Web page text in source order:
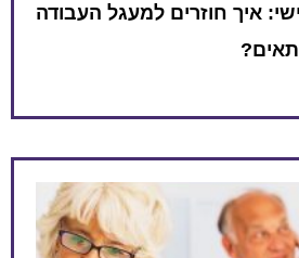
איך חוזרים למעגל העבודה